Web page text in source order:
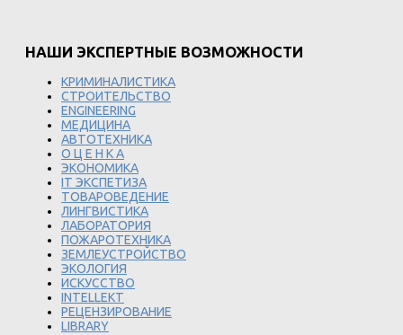
НАШИ ЭКСПЕРТНЫЕ ВОЗМОЖНОСТИ
КРИМИНАЛИСТИКА
СТРОИТЕЛЬСТВО
ENGINEERING
МЕДИЦИНА
АВТОТЕХНИКА
О Ц Е Н К А
ЭКОНОМИКА
IT ЭКСПЕТИЗА
ТОВАРОВЕДЕНИЕ
ЛИНГВИСТИКА
ЛАБОРАТОРИЯ
ПОЖАРОТЕХНИКА
ЗЕМЛЕУСТРОЙСТВО
ЭКОЛОГИЯ
ИСКУССТВО
INTELLEKT
РЕЦЕНЗИРОВАНИЕ
LIBRARY